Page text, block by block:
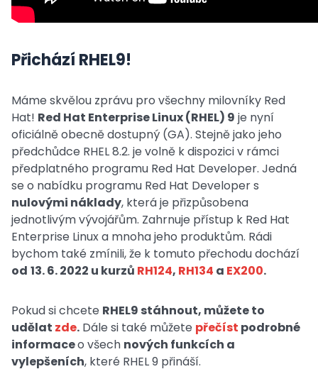
Přichází RHEL9!
Máme skvělou zprávu pro všechny milovníky Red
Hat! Red Hat Enterprise Linux (RHEL) 9 je nyní
oficiálně obecně dostupný (GA). Stejně jako jeho
předchůdce RHEL 8.2. je volně k dispozici v rámci
předplatného programu Red Hat Developer. Jedná
se o nabídku programu Red Hat Developer s
nulovými náklady, která je přizpůsobena
jednotlivým vývojářům. Zahrnuje přístup k Red Hat
Enterprise Linux a mnoha jeho produktům. Rádi
bychom také zmínili, že k tomuto přechodu dochází
od 13. 6. 2022 u kurzů RH124, RH134 a EX200.
Pokud si chcete RHEL9 stáhnout, můžete to
udělat zde. Dále si také můžete přečíst podrobné
informaceo všech nových funkcích a
vylepšeních, které RHEL 9 přináší.